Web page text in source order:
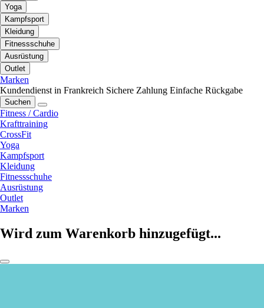
Yoga
Kampfsport
Kleidung
Fitnessschuhe
Ausrüstung
Outlet
Marken
Kundendienst in Frankreich Sichere Zahlung Einfache Rückgabe
Suchen
Fitness / Cardio
Krafttraining
CrossFit
Yoga
Kampfsport
Kleidung
Fitnessschuhe
Ausrüstung
Outlet
Marken
Wird zum Warenkorb hinzugefügt...